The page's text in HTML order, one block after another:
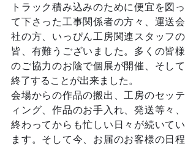
トラック積み込みのために便宜を図っ
て下さった工事関係者の方々、運送会
社の方、いっぴん工房関連スタッフの
皆、有難うございました。多くの皆様
のご協力のお陰で個展が開催、そして
終了することが出来ました。
会場からの作品の搬出、工房のセッテ
ィング、作品のお手入れ、発送等々、
終わってからも忙しい日々が続いてい
ます。そして今、お届のお客様の日程